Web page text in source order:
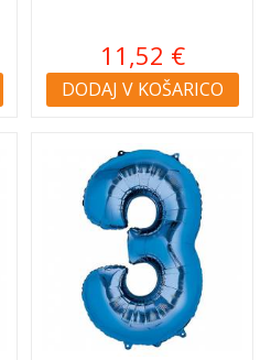
11,52 €
DODAJ V KOŠARICO